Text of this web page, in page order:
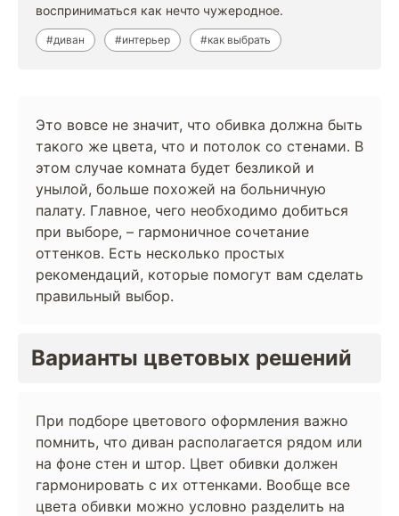
восприниматься как нечто чужеродное.
#диван #интерьер #как выбрать
Это вовсе не значит, что обивка должна быть
такого же цвета, что и потолок со стенами. В
этом случае комната будет безликой и
унылой, больше похожей на больничную
палату. Главное, чего необходимо добиться
при выборе, – гармоничное сочетание
оттенков. Есть несколько простых
рекомендаций, которые помогут вам сделать
правильный выбор.
Варианты цветовых решений
При подборе цветового оформления важно
помнить, что диван располагается рядом или
на фоне стен и штор. Цвет обивки должен
гармонировать с их оттенками. Вообще все
цвета обивки можно условно разделить на